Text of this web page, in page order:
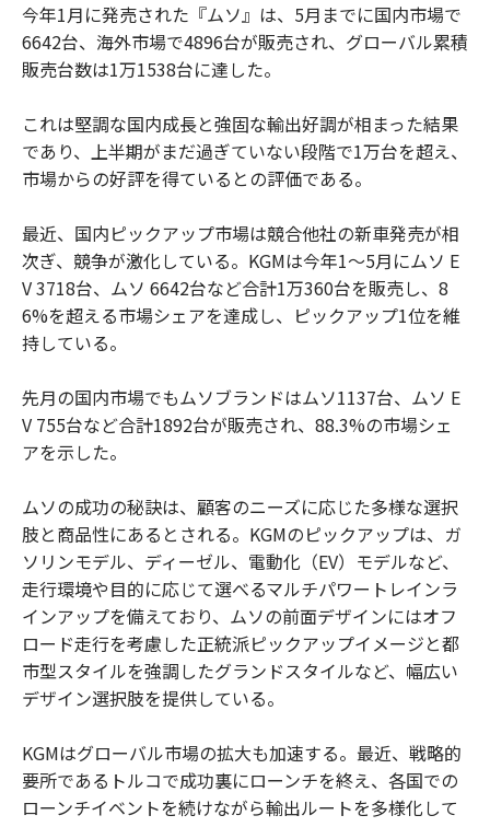
今年1月に発売された『ムソ』は、5月までに国内市場で
6642台、海外市場で4896台が販売され、グローバル累積
販売台数は1万1538台に達した。
これは堅調な国内成長と強固な輸出好調が相まった結果
であり、上半期がまだ過ぎていない段階で1万台を超え、
市場からの好評を得ているとの評価である。
最近、国内ピックアップ市場は競合他社の新車発売が相
次ぎ、競争が激化している。KGMは今年1〜5月にムソ E
V 3718台、ムソ 6642台など合計1万360台を販売し、8
6%を超える市場シェアを達成し、ピックアップ1位を維
持している。
先月の国内市場でもムソブランドはムソ1137台、ムソ E
V 755台など合計1892台が販売され、88.3%の市場シェ
アを示した。
ムソの成功の秘訣は、顧客のニーズに応じた多様な選択
肢と商品性にあるとされる。KGMのピックアップは、ガ
ソリンモデル、ディーゼル、電動化（EV）モデルなど、
走行環境や目的に応じて選べるマルチパワートレインラ
インアップを備えており、ムソの前面デザインにはオフ
ロード走行を考慮した正統派ピックアップイメージと都
市型スタイルを強調したグランドスタイルなど、幅広い
デザイン選択肢を提供している。
KGMはグローバル市場の拡大も加速する。最近、戦略的
要所であるトルコで成功裏にローンチを終え、各国での
ローンチイベントを続けながら輸出ルートを多様化して